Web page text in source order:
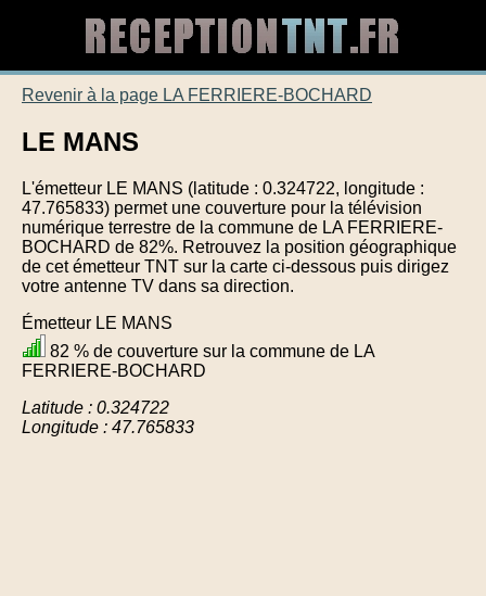
Revenir à la page LA FERRIERE-BOCHARD
LE MANS
L'émetteur LE MANS (latitude : 0.324722, longitude :
47.765833) permet une couverture pour la télévision
numérique terrestre de la commune de LA FERRIERE-
BOCHARD de 82%. Retrouvez la position géographique
de cet émetteur TNT sur la carte ci-dessous puis dirigez
votre antenne TV dans sa direction.
Émetteur LE MANS
82 % de couverture sur la commune de LA
FERRIERE-BOCHARD
Latitude : 0.324722
Longitude : 47.765833